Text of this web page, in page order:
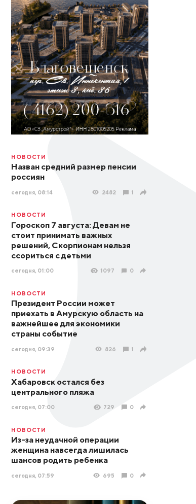
НОВОСТИ
Назван средний размер пенсии
россиян
сегодня, 08:14 2482 1
НОВОСТИ
Гороскоп 7 августа: Девам не
стоит принимать важных
решений, Скорпионам нельзя
ссориться с детьми
сегодня, 01:00 1097 0
НОВОСТИ
Президент России может
приехать в Амурскую область на
важнейшее для экономики
страны событие
сегодня, 09:39 826 1
НОВОСТИ
Хабаровск остался без
центрального пляжа
сегодня, 07:00 729 0
НОВОСТИ
Из-за неудачной операции
женщина навсегда лишилась
шансов родить ребенка
сегодня, 07:59 695 0